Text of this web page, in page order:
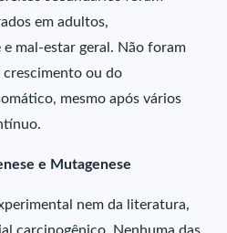
em adultos,
mal-estar geral. Não foram
ou do
mesmo após vários
e Mutagenese
nem da literatura,